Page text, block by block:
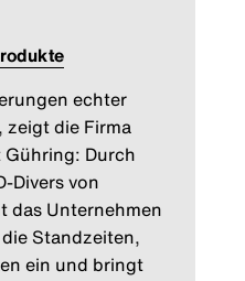
echter
die Firma
Gühring: Durch
Divers von
das Unternehmen
Standzeiten,
ein und bringt